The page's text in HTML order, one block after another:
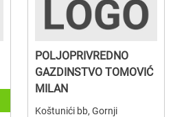
POLJOPRIVREDNO
GAZDINSTVO TOMOVIĆ
MILAN
Koštunići bb, Gornji